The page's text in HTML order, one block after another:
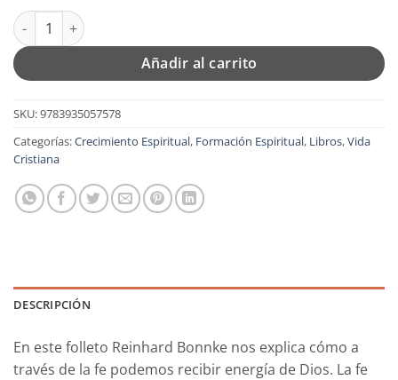
Fe en la Tribulación - Tapa Blanda - Reinhard Bonnke cantidad
Añadir al carrito
SKU:9783935057578
Categorías:Crecimiento Espiritual, Formación Espiritual, Libros,Vida
Cristiana
DESCRIPCIÓN
En este folleto Reinhard Bonnke nos explica cómo a
través de la fe podemos recibir energía de Dios. La fe